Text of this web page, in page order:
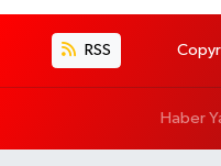
RSS
Haber